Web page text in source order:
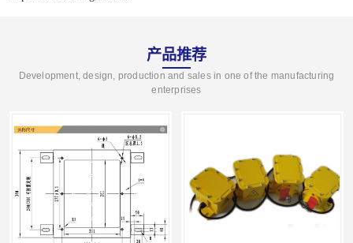
产品推荐
Development, design, production and sales in one of the manufacturing
enterprises